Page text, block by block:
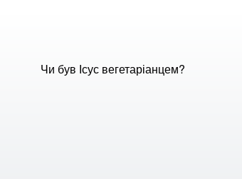
Чи був Ісус вегетаріанцем?